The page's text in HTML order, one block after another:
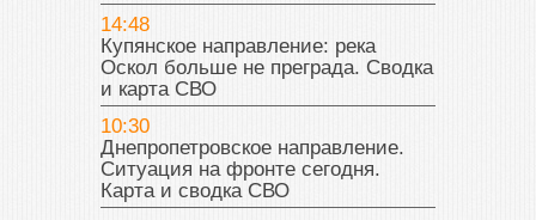
14:48
Купянское направление: река
Оскол больше не преграда. Сводка
и карта СВО
10:30
Днепропетровское направление.
Ситуация на фронте сегодня.
Карта и сводка СВО